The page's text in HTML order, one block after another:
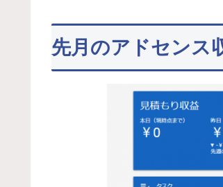
先月のアドセンス